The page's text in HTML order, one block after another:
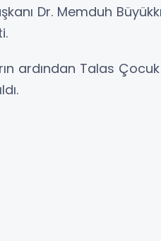
Dr. Memduh
ardından Talas